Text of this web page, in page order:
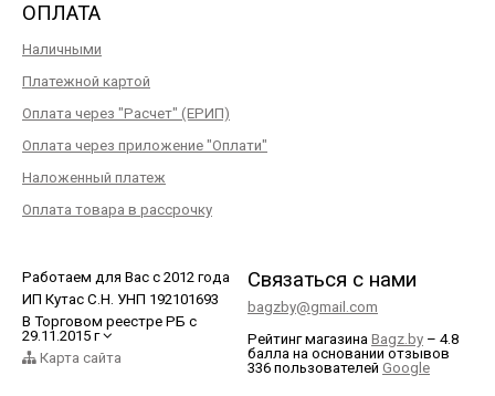
ОПЛАТА
Наличными
Платежной картой
Оплата через "Расчет" (ЕРИП)
Оплата через приложение "Оплати"
Наложенный платеж
Оплата товара в рассрочку
Работаем для Вас с 2012 года
ИП Кутас С.Н. УНП 192101693
В Торговом реестре РБ с
29.11.2015 г
Карта сайта
Связаться с нами
bagzby@gmail.com
Рейтинг магазина Bagz.by – 4.8
балла на основании отзывов
336 пользователей Google